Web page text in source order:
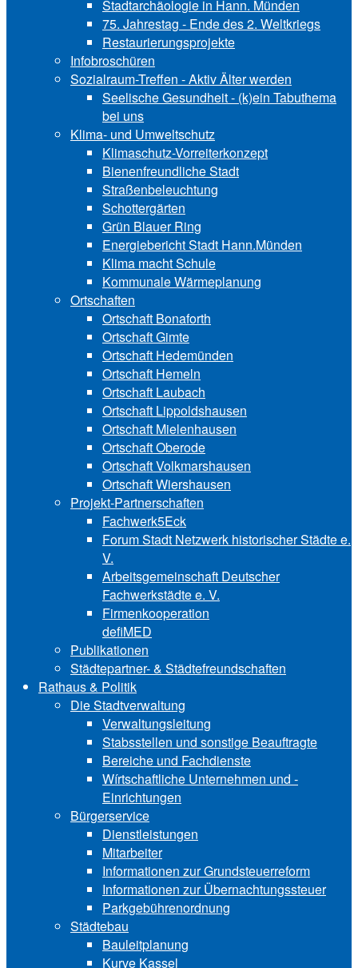
Stadtarchäologie in Hann. Münden
75. Jahrestag - Ende des 2. Weltkriegs
Restaurierungsprojekte
Infobroschüren
Sozialraum-Treffen - Aktiv Älter werden
Seelische Gesundheit - (k)ein Tabuthema
bei uns
Klima- und Umweltschutz
Klimaschutz-Vorreiterkonzept
Bienenfreundliche Stadt
Straßenbeleuchtung
Schottergärten
Grün Blauer Ring
Energiebericht Stadt Hann.Münden
Klima macht Schule
Kommunale Wärmeplanung
Ortschaften
Ortschaft Bonaforth
Ortschaft Gimte
Ortschaft Hedemünden
Ortschaft Hemeln
Ortschaft Laubach
Ortschaft Lip‍polds‍hau‍sen
Ortschaft Mielenhausen
Ortschaft Oberode
Ortschaft Volk‍mars‍hau‍sen
Ortschaft Wiershausen
Projekt-Partnerschaften
Fachwerk5Eck
Forum Stadt Netzwerk historischer Städte e.
V.
Arbeitsgemeinschaft Deutscher
Fachwerkstädte e. V.
Firmenkooperation
defiMED
Publikationen
Städtepartner- & Städtefreundschaften
Rathaus & Politik
Die Stadtverwaltung
Verwaltungsleitung
Stabsstellen und ­sonstige Beauftragte
Bereiche und ­Fachdienste
Wírtschaftliche ­Unternehmen und ­
Einrichtungen
Bürgerservice
Dienstleistungen
Mitarbeiter
Informationen zur Grund‍steu‍er‍re‍form
Informationen zur Über‍nachtungssteuer
Parkgebührenordnung
Städtebau
Bauleitplanung
Kurve Kassel